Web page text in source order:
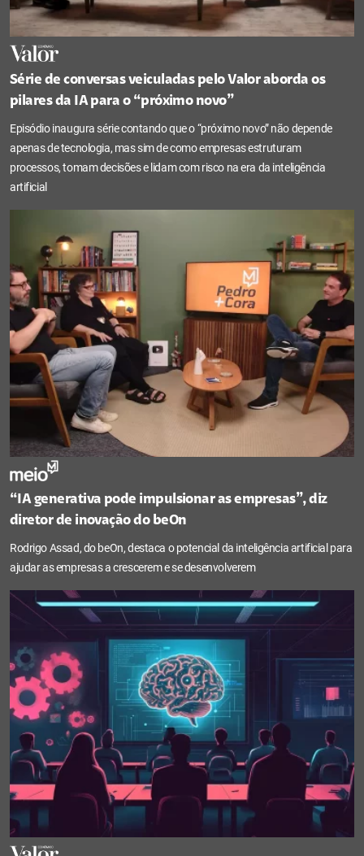
Série de conversas veiculadas pelo Valor aborda os
pilares da IA para o “próximo novo”
Episódio inaugura série contando que o “próximo novo” não depende
apenas de tecnologia, mas sim de como empresas estruturam
processos, tomam decisões e lidam com risco na era da inteligência
artificial
“IA generativa pode impulsionar as empresas”, diz
diretor de inovação do beOn
Rodrigo Assad, do beOn, destaca o potencial da inteligência artificial para
ajudar as empresas a crescerem e se desenvolverem